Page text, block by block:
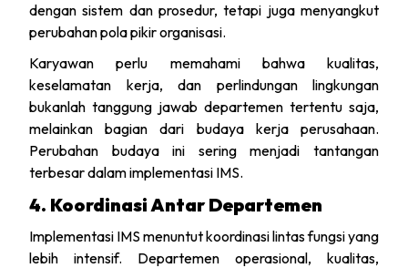
dengan sistem dan prosedur, tetapi juga menyangkut
perubahan pola pikir organisasi.
Karyawan perlu memahami bahwa kualitas,
keselamatan kerja, dan perlindungan lingkungan
bukanlah tanggung jawab departemen tertentu saja,
melainkan bagian dari budaya kerja perusahaan.
Perubahan budaya ini sering menjadi tantangan
terbesar dalam implementasi IMS.
4. Koordinasi Antar Departemen
Implementasi IMS menuntut koordinasi lintas fungsi yang
lebih intensif. Departemen operasional, kualitas,